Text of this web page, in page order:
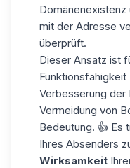
mit der Adresse
überprüft.
Dieser Ansatz ist
Verbesserung
Vermeidung von
Bedeutung. 👍 Es
Ihres Absenders
Wirksamkeit